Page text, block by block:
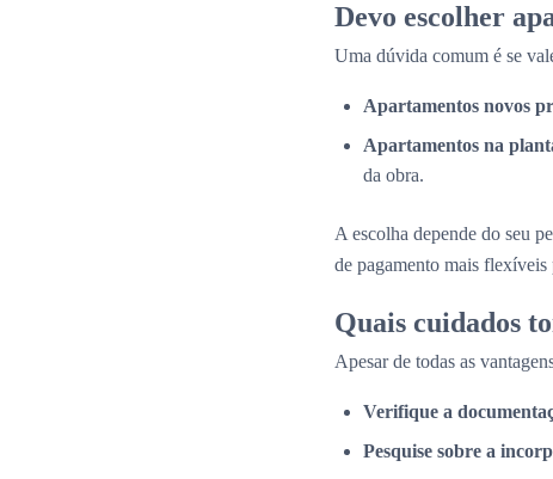
Devo escolher
Uma dúvida comum é se
Apartamentos novos
Apartamentos na
da obra.
A escolha depende do seu
de pagamento mais flexíveis
Quais cuidados
Apesar de todas as
Verifique a
Pesquise sobre a